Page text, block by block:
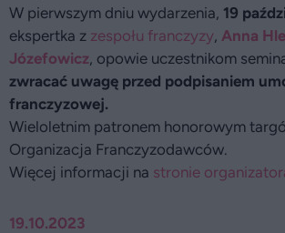
19.10.2023
W pierwszym dniu wydarzenia, 19
ekspertka z zespołu franczyzy, Anna
Józefowicz, opowie uczestnikom
zwracać uwagę przed podpisaniem
franczyzowej.
Wieloletnim patronem honorowym
Organizacja Franczyzodawców.
Więcej informacji na stronie